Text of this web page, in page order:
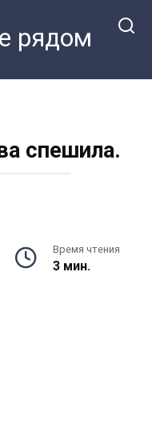
рядом
спешила.
Время чтения
3 мин.